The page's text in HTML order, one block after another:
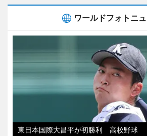
ワールドフォトニ
東日本国際大昌平が初勝利 高校野球